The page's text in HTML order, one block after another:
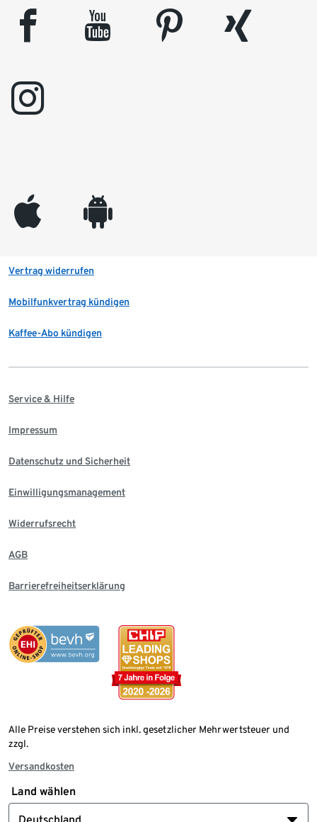
facebook youtube pinterest
xing
instagram
appleinc android
Vertrag widerrufen
Mobilfunkvertrag kündigen
Kaffee-Abo kündigen
Service & Hilfe
Impressum
Datenschutz und Sicherheit
Einwilligungsmanagement
Widerrufsrecht
AGB
Barrierefreiheitserklärung
Alle Preise verstehen sich inkl. gesetzlicher Mehrwertsteuer und
zzgl.
Versandkosten
Land wählen